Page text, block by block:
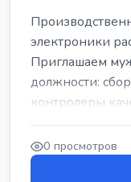
электроники
Приглашаем
должности:
контролеры
0 просмотров